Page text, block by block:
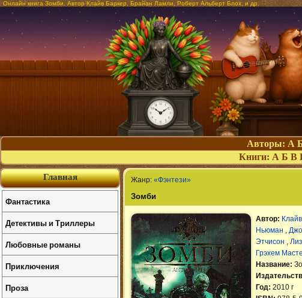
Онлайн книга Зомби. Автор Клайв Баркер, Брайан Ламли, Роберт Альберт Блох, и др.
Авторы: А
Книги: А Б В
Жанр: «Фэнтези»
Зомби
Автор:
Ньюман ,
Этчисон ,
Грэхем
Название:
Год: 2010 г
Главная
Фантастика
Детективы и Триллеры
Любовные романы
Приключения
Проза